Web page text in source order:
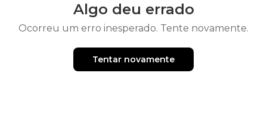
Algo deu errado
Ocorreu um erro inesperado. Tente novamente.
Tentar novamente